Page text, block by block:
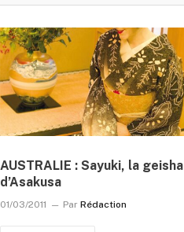
AUSTRALIE : Sayuki, la geisha
d’Asakusa
01/03/2011 Par Rédaction